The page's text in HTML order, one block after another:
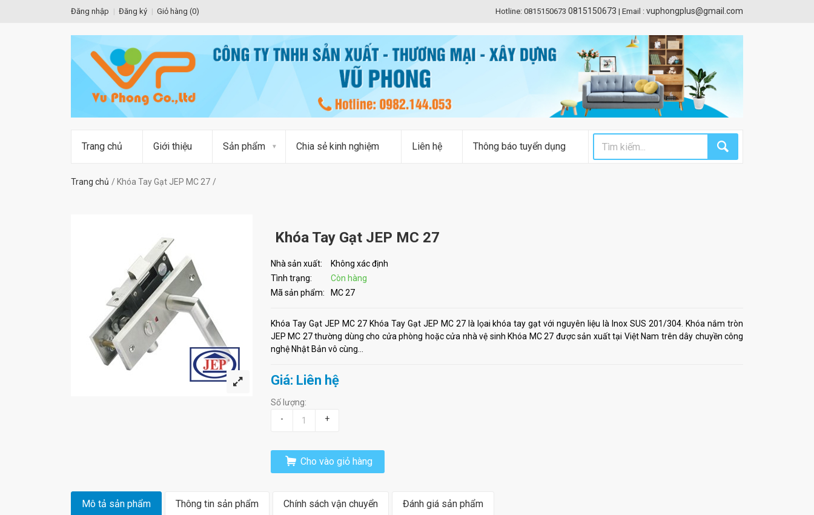
Đăng nhập Đăng ký Giỏ hàng (0) Hotline: 0815150673 0815150673 | Email : vuphongplus@gmail.com
Trang chủ Giới thiệu Sản phẩm Chia sẻ kinh nghiệm Liên hệ Thông báo tuyển dụng
Trang chủ Khóa Tay Gạt JEP MC 27
Khóa Tay Gạt JEP MC 27
Nhà sản xuất:
Không xác định
Tình trạng:
Còn hàng
Mã sản phẩm:
MC 27
Khóa Tay Gạt JEP MC 27 Khóa Tay Gạt JEP MC 27 là lọai khóa tay gạt với nguyên liệu là Inox SUS 201/304. Khóa nắm tròn
JEP MC 27 thường dùng cho cửa phòng hoặc cửa nhà vệ sinh Khóa MC 27 được sản xuất tại Việt Nam trên dây chuyền công
nghệ Nhật Bản vô cùng...
Giá: Liên hệ
Số lượng:
-
+
Cho vào giỏ hàng
Mô tả sản phẩm Thông tin sản phẩm Chính sách vận chuyển Đánh giá sản phẩm